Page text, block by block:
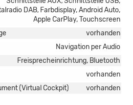
DAB, Farbdisplay, Android Auto,
Apple CarPlay, Touchscreen
vorhanden
Navigation per Audio
Freisprecheinrichtung, Bluetooth
vorhanden
(Virtual Cockpit)
vorhanden